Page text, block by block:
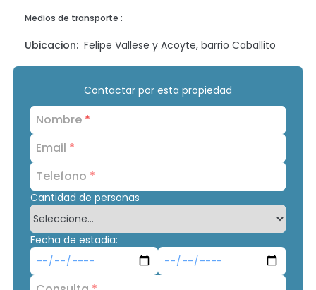
Medios de transporte :
Ubicacion: Felipe Vallese y Acoyte, barrio Caballito
Contactar por esta propiedad
Nombre *
Email *
Telefono *
Cantidad de personas
Fecha de estadia: